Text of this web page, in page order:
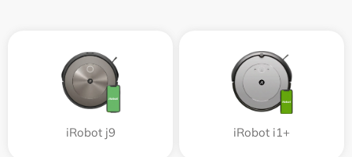
iRobot j9 iRobot i1+